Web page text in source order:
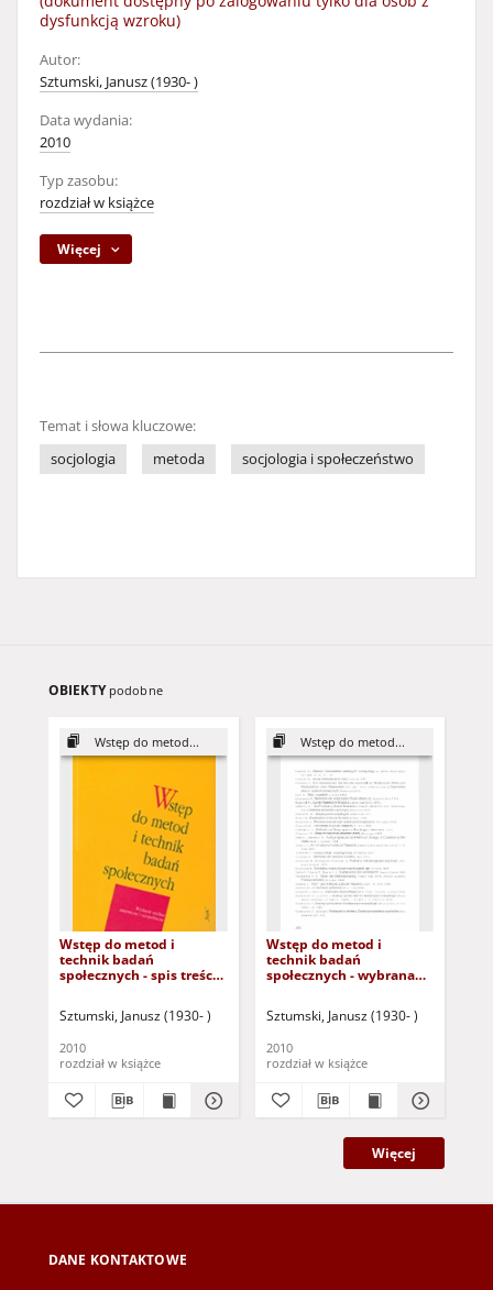
dysfunkcją wzroku)
Autor:
Sztumski, Janusz (1930- )
Data wydania:
2010
Typ zasobu:
rozdział w książce
Więcej
Temat i słowa kluczowe:
socjologia
metoda socjologia i społeczeństwo
OBIEKTY podobne
Wstęp do metod...
Wstęp do metod i
technik badań
społecznych - spis treści i
Sztumski, Janusz (1930- )
2010
rozdział w książce
Wstęp do metod...
Wstęp do metod i
technik badań
społecznych - wybrana
Sztumski, Janusz (1930- )
2010
rozdział w książce
Więcej
DANE KONTAKTOWE